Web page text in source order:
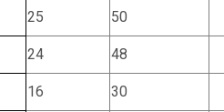
25
50
24
48
16
30